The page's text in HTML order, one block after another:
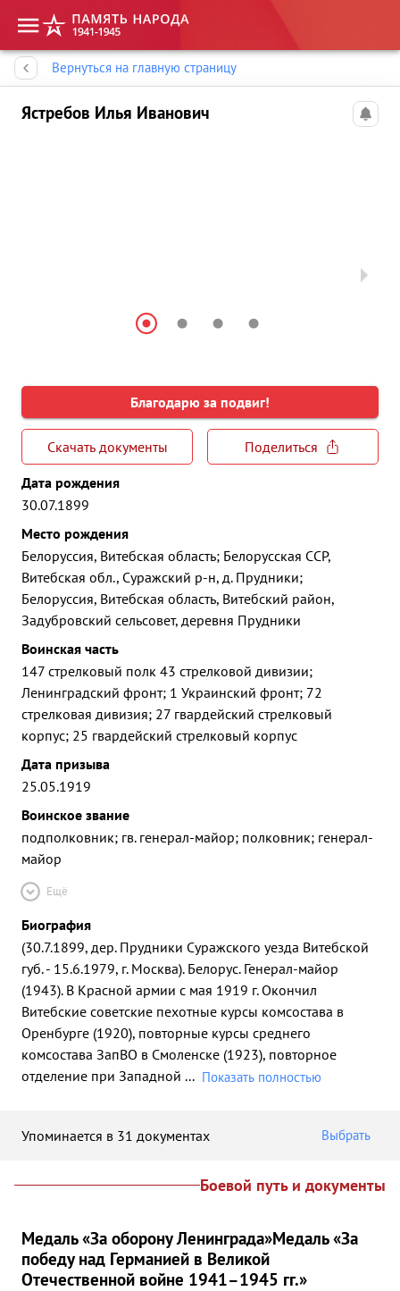
Вернуться на главную страницу
Ястребов Илья Иванович
Благодарю за подвиг!
Скачать документы
Поделиться
Дата рождения
30.07.1899
Место рождения
Белоруссия, Витебская область; Белорусская ССР,
Витебская обл., Суражский р-н, д. Прудники;
Белоруссия, Витебская область, Витебский район,
Задубровский сельсовет, деревня Прудники
Воинская часть
147 стрелковый полк 43 стрелковой дивизии;
Ленинградский фронт; 1 Украинский фронт; 72
стрелковая дивизия; 27 гвардейский стрелковый
корпус; 25 гвардейский стрелковый корпус
Дата призыва
25.05.1919
Воинское звание
подполковник; гв. генерал-майор; полковник; генерал-
майор
Ещё
Биография
(30.7.1899, дер. Прудники Суражского уезда Витебской
губ. - 15.6.1979, г. Москва). Белорус. Генерал-майор
(1943). В Красной армии с мая 1919 г. Окончил
Витебские советские пехотные курсы комсостава в
Оренбурге (1920), повторные курсы среднего
комсостава ЗапВО в Смоленске (1923), повторное
отделение при Западной ... Показать полностью
Упоминается в 31 документах Выбрать
Боевой путь и документы
Медаль «За оборону Ленинграда»Медаль «За
победу над Германией в Великой
Отечественной войне 1941–1945 гг.»
Память народа